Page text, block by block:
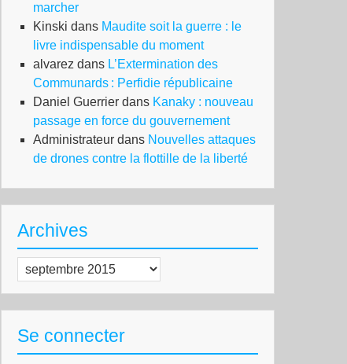
marcher
Kinski dans Maudite soit la guerre : le
livre indispensable du moment
alvarez dans L’Extermination des
Communards : Perfidie républicaine
Daniel Guerrier dans Kanaky : nouveau
passage en force du gouvernement
Administrateur dans Nouvelles attaques
de drones contre la flottille de la liberté
Archives
Archives
Se connecter